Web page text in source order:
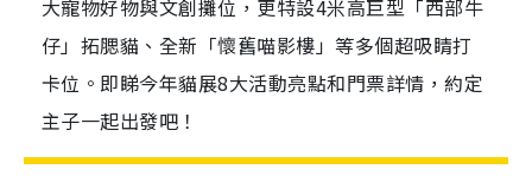
大寵物好物與文創攤位，更特設4米高巨型「西部牛
仔」拓腮貓、全新「懷舊喵影樓」等多個超吸睛打
卡位。即睇今年貓展8大活動亮點和門票詳情，約定
主子一起出發吧！